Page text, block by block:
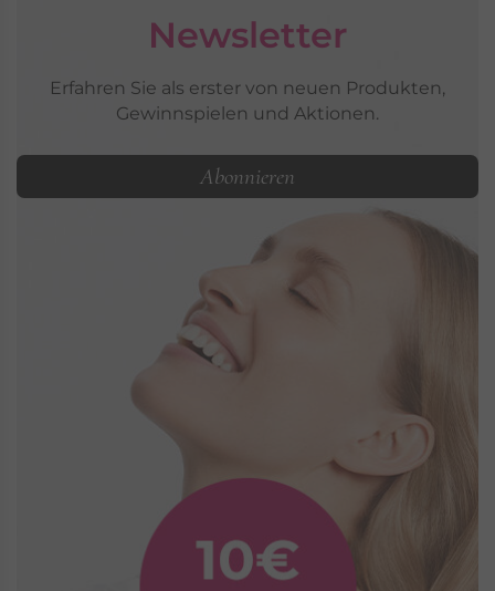
Newsletter
Erfahren Sie als erster von neuen Produkten,
Gewinnspielen und Aktionen.
Abonnieren